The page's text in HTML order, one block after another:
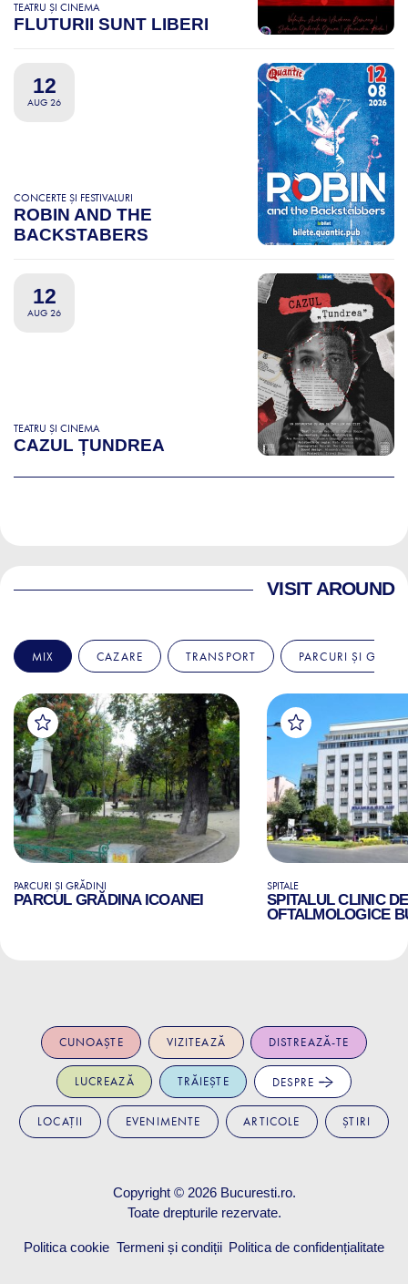
TEATRU ȘI CINEMA
FLUTURII SUNT LIBERI
12
AUG 26
CONCERTE ȘI FESTIVALURI
ROBIN AND THE
BACKSTABERS
12
AUG 26
TEATRU ȘI CINEMA
CAZUL ȚUNDREA
VISIT AROUND
MIX CAZARE TRANSPORT PARCURI ȘI
PARCURI ȘI GRĂDINI
PARCUL GRĂDINA ICOANEI
SPITALE
SPITALUL CLINIC
OFTALMOLOGICE
CUNOAȘTE VIZITEAZĂ DISTREAZĂ-TE
LUCREAZĂ TRĂIEȘTE DESPRE
LOCAȚII EVENIMENTE ARTICOLE ȘTIRI
Copyright © 2026 Bucuresti.ro.
Toate drepturile rezervate.
Politica cookie Termeni și condiții Politica de confidențialitate